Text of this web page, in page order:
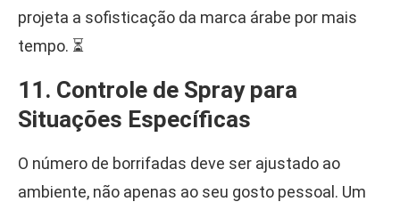
projeta a sofisticação da marca árabe por mais
tempo. ⏳
11. Controle de Spray para
Situações Específicas
O número de borrifadas deve ser ajustado ao
ambiente, não apenas ao seu gosto pessoal. Um